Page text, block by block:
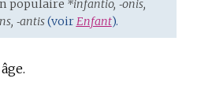
populaire *infantio, ‑onis,
‑antis(voirEnfant).